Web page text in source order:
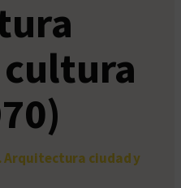
Arquitectura ciudad y